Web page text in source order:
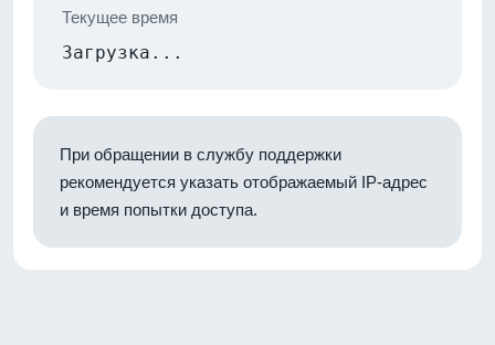
Текущее время
Загрузка...
При обращении в службу поддержки
рекомендуется указать отображаемый IP-адрес
и время попытки доступа.